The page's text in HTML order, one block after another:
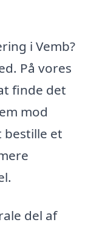
i Vemb?
På vores
finde det
mod
bestille et
del af